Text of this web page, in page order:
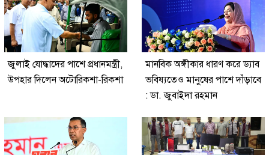
জুলাই যোদ্ধাদের পাশে প্রধানমন্ত্রী,
উপহার দিলেন অটোরিকশা-রিকশা
মানবিক অঙ্গীকার ধারণ করে ড্যাব
ভবিষ্যতেও মানুষের পাশে দাঁড়াবে
: ডা. জুবাইদা রহমান